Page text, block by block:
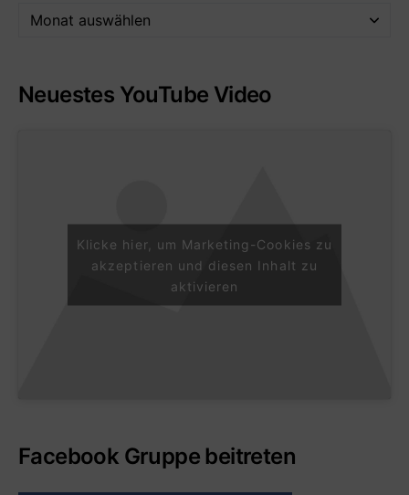
Neuestes YouTube Video
Klicke hier, um Marketing-Cookies zu
akzeptieren und diesen Inhalt zu
aktivieren
Facebook Gruppe beitreten